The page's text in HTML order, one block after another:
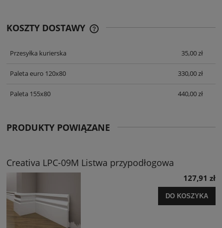
KOSZTY DOSTAWY
Przesyłka kurierska
35,00 zł
Paleta euro 120x80 330,00 zł
Paleta 155x80 440,00 zł
PRODUKTY POWIĄZANE
Creativa LPC-09M Listwa przypodłogowa
127,91 zł
DO KOSZYKA